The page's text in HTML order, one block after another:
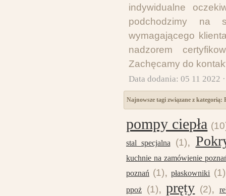
indywidualne
podchodzimy na
wymagającego
nadzorem
Zachęcamy do
Data dodania: 05 11 2022
Najnowsze tagi związane z kategorią:
pompy ciepła
stal specjalna (1),
kuchnie na zamówienie
poznań (1),płaskowniki (1)
ppoż (1),pręty (2),